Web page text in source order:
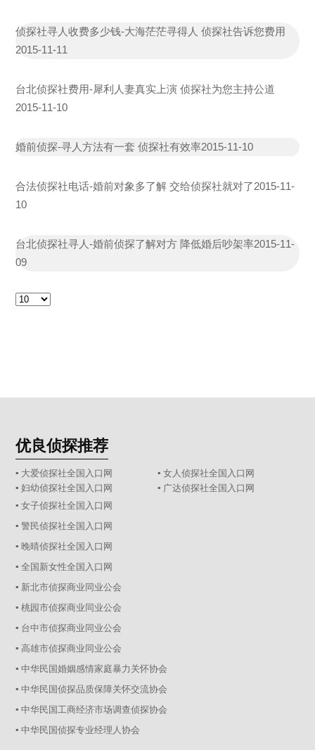
侦探社寻人收费多少钱-大海茫茫寻得人 侦探社告诉您费用
2015-11-11
台北侦探社费用-犀利人妻真实上演 侦探社为您主持公道
2015-11-10
婚前侦探-寻人方法有一套 侦探社有效率2015-11-10
合法侦探社电话-婚前对象多了解 交给侦探社就对了2015-11-
10
台北侦探社寻人-婚前侦探了解对方 降低婚后吵架率2015-11-
09
优良侦探推荐
▪ 大爱侦探社全国入口网
▪ 女人侦探社全国入口网
▪ 妇幼侦探社全国入口网
▪ 广达侦探社全国入口网
▪ 女子侦探社全国入口网
▪ 警民侦探社全国入口网
▪ 晚晴侦探社全国入口网
▪ 全国新女性全国入口网
▪ 新北市侦探商业同业公会
▪ 桃园市侦探商业同业公会
▪ 台中市侦探商业同业公会
▪ 高雄市侦探商业同业公会
▪ 中华民国婚姻感情家庭暴力关怀协会
▪ 中华民国侦探品质保障关怀交流协会
▪ 中华民国工商经济市场调查侦探协会
▪ 中华民国侦探专业经理人协会